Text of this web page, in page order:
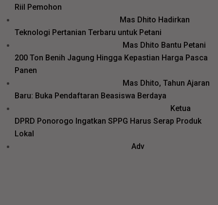
Riil Pemohon
Mas Dhito Hadirkan
Teknologi Pertanian Terbaru untuk Petani
Mas Dhito Bantu Petani
200 Ton Benih Jagung Hingga Kepastian Harga Pasca
Panen
Mas Dhito, Tahun Ajaran
Baru: Buka Pendaftaran Beasiswa Berdaya
Ketua
DPRD Ponorogo Ingatkan SPPG Harus Serap Produk
Lokal
Adv